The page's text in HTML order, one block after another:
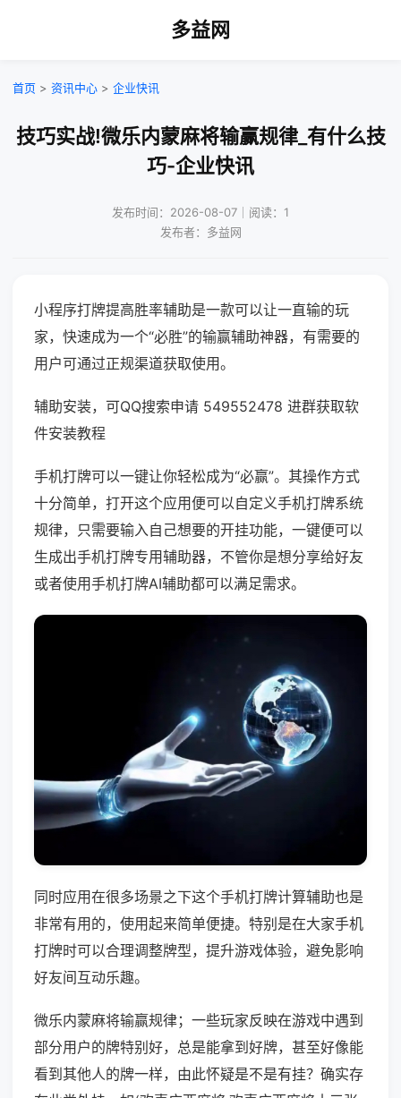
多益网
首页 > 资讯中心 > 企业快讯
技巧实战!微乐内蒙麻将输赢规律_有什么技
巧-企业快讯
发布时间：2026-08-07｜阅读：1
发布者：多益网
小程序打牌提高胜率辅助是一款可以让一直输的玩
家，快速成为一个“必胜”的输赢辅助神器，有需要的
用户可通过正规渠道获取使用。
辅助安装，可QQ搜索申请 549552478 进群获取软
件安装教程
手机打牌可以一键让你轻松成为“必赢”。其操作方式
十分简单，打开这个应用便可以自定义手机打牌系统
规律，只需要输入自己想要的开挂功能，一键便可以
生成出手机打牌专用辅助器，不管你是想分享给好友
或者使用手机打牌AI辅助都可以满足需求。
同时应用在很多场景之下这个手机打牌计算辅助也是
非常有用的，使用起来简单便捷。特别是在大家手机
打牌时可以合理调整牌型，提升游戏体验，避免影响
好友间互动乐趣。
微乐内蒙麻将输赢规律；一些玩家反映在游戏中遇到
部分用户的牌特别好，总是能拿到好牌，甚至好像能
看到其他人的牌一样，由此怀疑是不是有挂？确实存